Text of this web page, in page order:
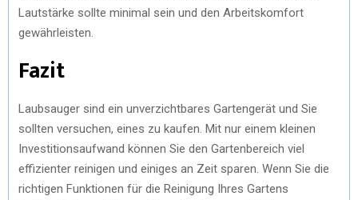
Lautstärke sollte minimal sein und den Arbeitskomfort
gewährleisten.
Fazit
Laubsauger sind ein unverzichtbares Gartengerät und Sie
sollten versuchen, eines zu kaufen. Mit nur einem kleinen
Investitionsaufwand können Sie den Gartenbereich viel
effizienter reinigen und einiges an Zeit sparen. Wenn Sie die
richtigen Funktionen für die Reinigung Ihres Gartens